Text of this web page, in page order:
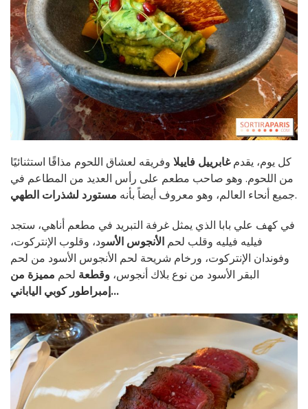
كل يوم، يقدمغابرييل فاييلا وفريقه لعشاق اللحوم مذاقًا استثنائيًا
من اللحوم. وهو صاحب مطعم على رأس العديد من المطاعم في
جميع أنحاء العالم، وهو معروف أيضاً بأنه مستورد لشذرات الطهي
.
في كهف علي بابا الذي يمثل غرفة التبريد في مطعم أناهي، ستجد
فيليه فيليه وقلب لحم الأنجوس الأسود، وقلوب الإنتركوت،
وفوندان الإنتركوت، ورخام شريحة لحم الأنجوس الأسود من لحم
البقر الأسود من نوع بلاك أنجوس، وقطعة لحم مميزة من
إمبراطور كوبي الياباني...